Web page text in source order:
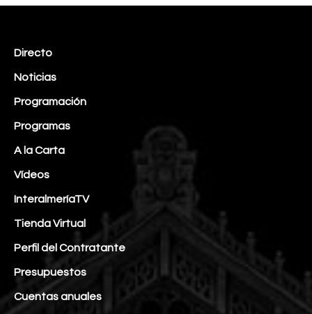
Directo
Noticias
Programación
Programas
A la Carta
Vídeos
InteralmeríaTV
Tienda Virtual
Perfil del Contratante
Presupuestos
Cuentas anuales